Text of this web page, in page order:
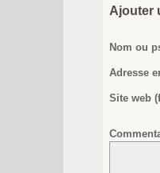
Ajouter
Nom ou
Adresse
Site web